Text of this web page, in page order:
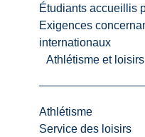
Étudiants accueillis
Exigences
internationaux
Athlétisme et
Athlétisme
Service des loisirs